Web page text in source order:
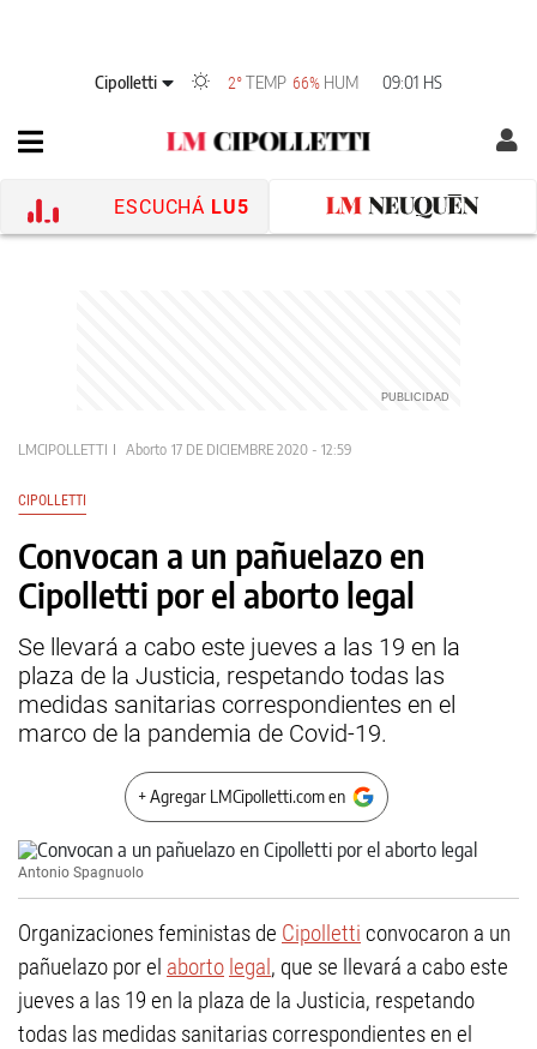
Cipolletti 2°TEMP 66% HUM 09:01 HS
ESCUCHÁ LU5
LMCIPOLLETTI Aborto 17 DE DICIEMBRE 2020 - 12:59
CIPOLLETTI
Convocan a un pañuelazo en
Cipolletti por el aborto legal
Se llevará a cabo este jueves a las 19 en la
plaza de la Justicia, respetando todas las
medidas sanitarias correspondientes en el
marco de la pandemia de Covid-19.
+ Agregar LMCipolletti.com en
Antonio Spagnuolo
Organizaciones feministas de Cipolletti convocaron a un
pañuelazo por el aborto legal, que se llevará a cabo este
jueves a las 19 en la plaza de la Justicia, respetando
todas las medidas sanitarias correspondientes en el